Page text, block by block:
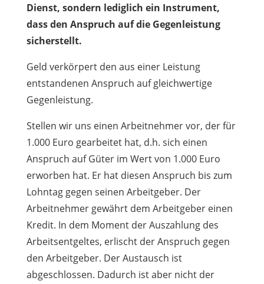
Dienst, sondern lediglich ein Instrument,
dass den Anspruch auf die Gegenleistung
sicherstellt.
Geld verkörpert den aus einer Leistung
entstandenen Anspruch auf gleichwertige
Gegenleistung.
Stellen wir uns einen Arbeitnehmer vor, der für
1.000 Euro gearbeitet hat, d.h. sich einen
Anspruch auf Güter im Wert von 1.000 Euro
erworben hat. Er hat diesen Anspruch bis zum
Lohntag gegen seinen Arbeitgeber. Der
Arbeitnehmer gewährt dem Arbeitgeber einen
Kredit. In dem Moment der Auszahlung des
Arbeitsentgeltes, erlischt der Anspruch gegen
den Arbeitgeber. Der Austausch ist
abgeschlossen. Dadurch ist aber nicht der